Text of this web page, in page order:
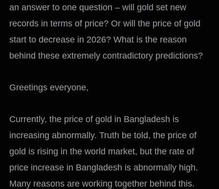
an answer to one question – will gold set new
records in terms of price? Or will the price of gold
start to decrease in 2026? What is the reason
behind these extremely contradictory predictions?
Greetings everyone,
Currently, the price of gold in Bangladesh is
increasing abnormally. Truth be told, the price of
gold is rising in the world market, but the rate of
price increase in Bangladesh is abnormally high.
Many reasons are working together behind this.